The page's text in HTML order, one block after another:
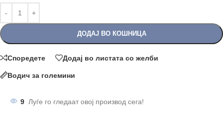
ДОДАЈ ВО КОШНИЦА
Споредете Додај во листата со желби
Водич за големини
9 Луѓе го гледаат овој производ сега!